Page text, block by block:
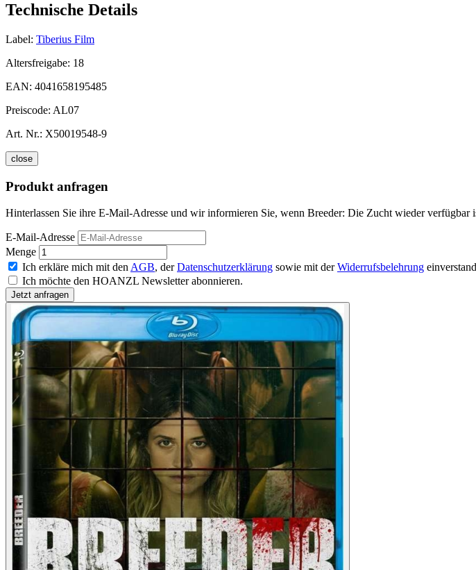
Technische Details
Label: Tiberius Film
Altersfreigabe: 18
EAN: 4041658195485
Preiscode: AL07
Art. Nr.: X50019548-9
close
Produkt anfragen
Hinterlassen Sie ihre E-Mail-Adresse und wir informieren Sie, wenn Breeder: Die Zucht wieder verfügbar
E-Mail-Adresse
Menge
Ich erkläre mich mit den AGB, derDatenschutzerklärung sowie mit derWiderrufsbelehrung
Ich möchte den HOANZL Newsletter abonnieren.